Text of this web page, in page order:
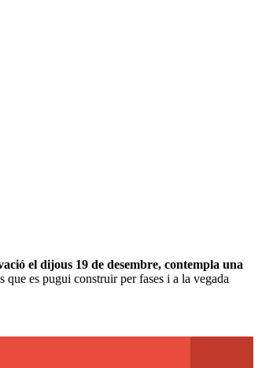
el dijous 19 de desembre, contempla una
que es pugui construir per fases i a la vegada